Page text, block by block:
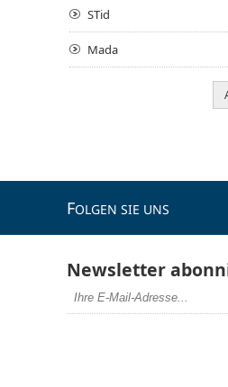
STid
Mada
FOLGEN SIE UNS
Newsletter